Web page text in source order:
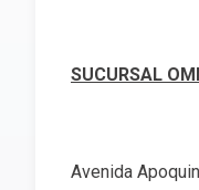
SUCURSAL
Avenida